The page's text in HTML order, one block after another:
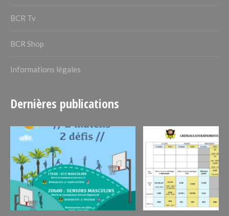
BCR Tv
BCR Shop
Informations légales
Dernières publications